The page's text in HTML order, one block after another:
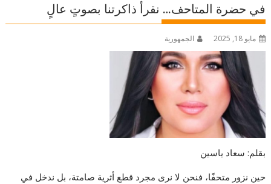
في حضرة المتاحف… نقرأ ذاكرتنا بصوتٍ عالٍ
مايو 18, 2025 الجمهورية
بقلم: سعاد ياسين
حين نزور متحفًا، فنحن لا نرى مجرد قطع أثرية صامتة، بل ندخل في